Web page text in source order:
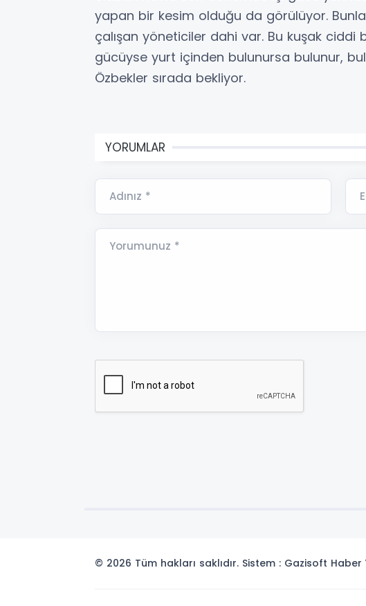
yapan bir kesim olduğu da görülüyor.
çalışan yöneticiler dahi var. Bu kuşak ciddi
gücüyse yurt içinden bulunursa bulunur,
Özbekler sırada bekliyor.
YORUMLAR
Adınız *
Yorumunuz *
© 2026 Tüm hakları saklıdır. Sistem : Gazisoft Haber